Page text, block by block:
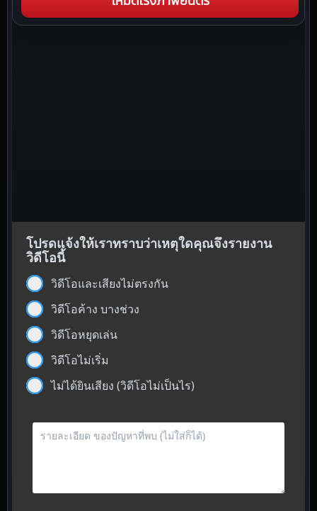
โปรดแจ้งให้เราทราบว่าเหตุใดคุณจึงรายงาน
วิดีโอนี้
วิดีโอและเสียงไม่ตรงกัน
วิดีโอค้าง บางช่วง
วิดีโอหยุดเล่น
วิดีโอไม่เริ่ม
ไม่ได้ยินเสียง (วิดีโอไม่เป็นไร)